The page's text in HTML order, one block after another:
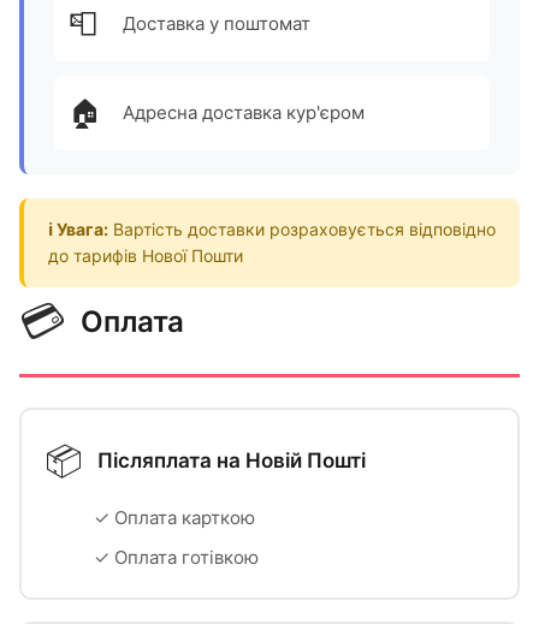
📮 Доставка у поштомат
🏠 Адресна доставка кур'єром
ℹ️ Увага: Вартість доставки розраховується відповідно
до тарифів Нової Пошти
💳 Оплата
📦 Післяплата на Новій Пошті
✓ Оплата карткою
✓ Оплата готівкою